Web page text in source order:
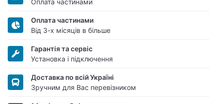
Оплата частинами
Від 3-х місяців в більше
Гарантія та сервіс
Установка і підключення
Доставка по всій Україні
Зручним для Вас перевізником